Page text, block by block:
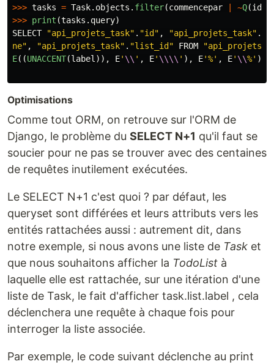
>>> tasks = Task. objects . filter(commencepar ~Q(id
>>> print (tasks . query)
SELECT
"api_projets_task" . "id " , "api_projets_task" .
ne" , "api_projets_task" . "list_id " FROM "
E((UNACCENT(label )), E' \\ ' , E' \\\\ ' ), E'%' , E' \\%' ),
Optimisations
Comme tout ORM, on retrouve sur l'ORM de
Django, le problème du SELECT N+1 qu'il faut se
soucier pour ne pas se trouver avec des centaines
de requêtes inutilement exécutées.
Le SELECT N+1 c'est quoi ? par défaut, les
queryset sont différées et leurs attributs vers les
entités rattachées aussi : autrement dit, dans
notre exemple, si nous avons une liste de Task et
que nous souhaitons afficher la TodoList à
laquelle elle est rattachée, sur une itération d'une
liste de Task, le fait d'afficher task.list.label , cela
déclenchera une requête à chaque fois pour
interroger la liste associée.
Par exemple, le code suivant déclenche au print